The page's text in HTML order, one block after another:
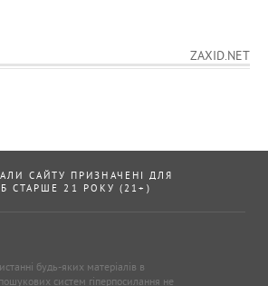
ZAXID.NET
САЙТУ ПРИЗНАЧЕНІ ДЛЯ
СТАРШЕ 21 РОКУ (21+)
будь-яких матеріалів в
пошукових систем гіперпосилання не